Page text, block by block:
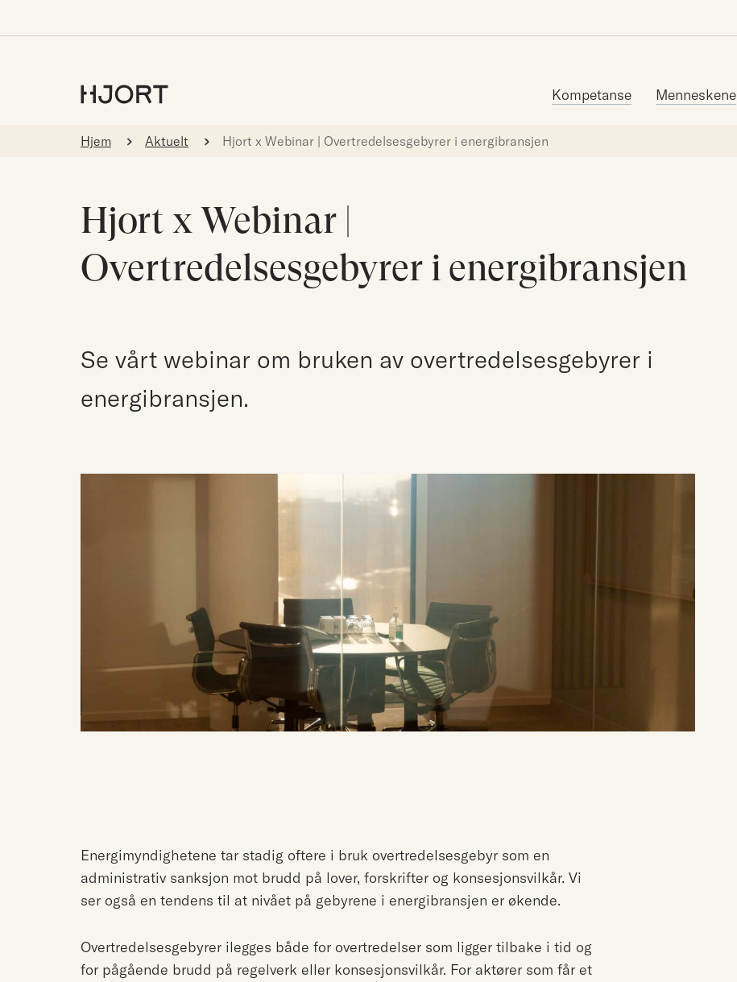
Kompetanse Menneskene
Hjem Aktuelt Hjort x Webinar | Overtredelsesgebyrer i energibransjen
Hjort x Webinar |
Overtredelsesgebyrer i energibransjen
Se vårt webinar om bruken av overtredelsesgebyrer i
energibransjen.
Energimyndighetene tar stadig oftere i bruk overtredelsesgebyr som en
administrativ sanksjon mot brudd på lover, forskrifter og konsesjonsvilkår. Vi
ser også en tendens til at nivået på gebyrene i energibransjen er økende.
Overtredelsesgebyrer ilegges både for overtredelser som ligger tilbake i tid og
for pågående brudd på regelverk eller konsesjonsvilkår. For aktører som får et